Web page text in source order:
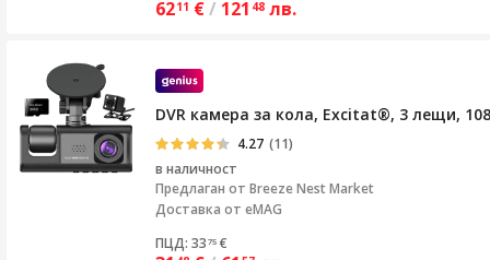
6211 €/ 121 48 лв.
DVR камера за кола, Excitat®, 3 лещи,
4.27 (11)
в наличност
Предлаган от Breeze Nest Market
Доставка от eMAG
ПЦД: 33 75 €